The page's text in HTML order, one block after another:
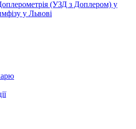
(УЗД з Доплером) у
у Львові